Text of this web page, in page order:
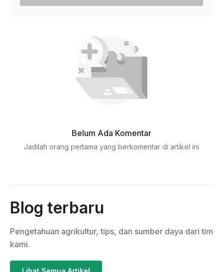
Belum Ada Komentar
Jadilah orang pertama yang berkomentar di artikel ini
Blog terbaru
Pengetahuan agrikultur, tips, dan sumber daya dari tim
kami.